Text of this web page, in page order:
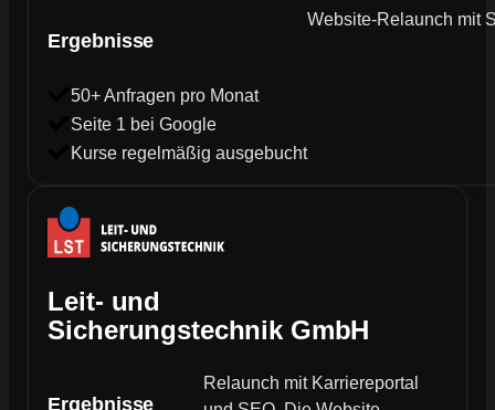
Ergebnisse
50+ Anfragen pro Monat
Seite 1 bei Google
Kurse regelmäßig ausgebucht
Website-Relaunch mit
Leit- und
Sicherungstechnik GmbH
Ergebnisse
Relaunch mit Karriereportal